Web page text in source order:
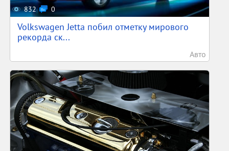
832 0
Volkswagen Jetta побил отметку мирового
рекорда ск...
Авто